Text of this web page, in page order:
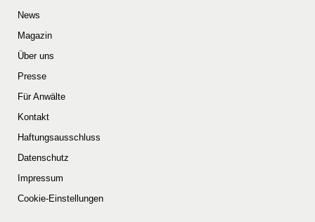
News
Magazin
Über uns
Presse
Für Anwälte
Kontakt
Haftungsausschluss
Datenschutz
Impressum
Cookie-Einstellungen